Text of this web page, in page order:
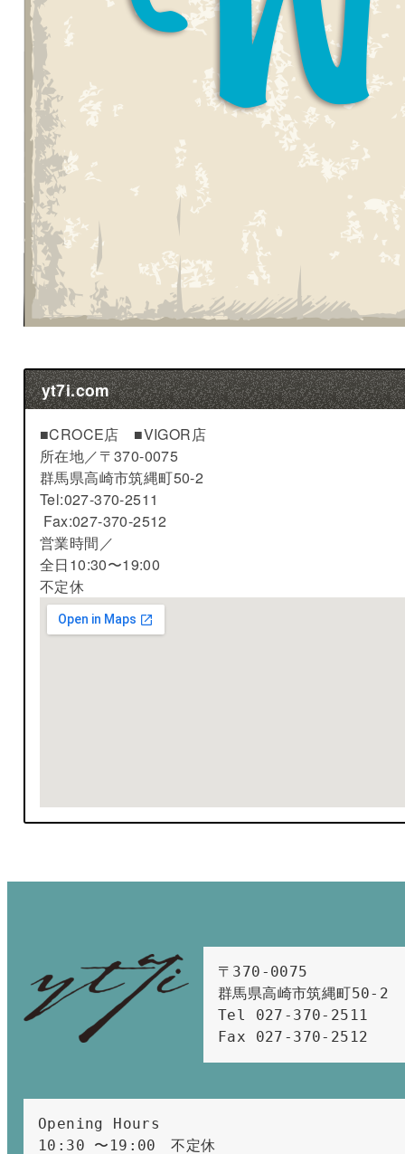
yt7i.com
■CROCE店 ■VIGOR店
所在地／〒370-0075
群馬県高崎市筑縄町50-2
Tel:027-370-2511
Fax:027-370-2512
営業時間／
全日10:30〜19:00
不定休
〒370-0075
群馬県高崎市筑縄町50-2
Tel 027-370-2511
Fax 027-370-2512
Opening Hours
10:30 〜19:00　不定休